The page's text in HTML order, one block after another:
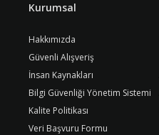
Kurumsal
Hakkımızda
Güvenli Alışveriş
İnsan Kaynakları
Bilgi Güvenliği Yönetim Sistemi
Kalite Politikası
Veri Başvuru Formu